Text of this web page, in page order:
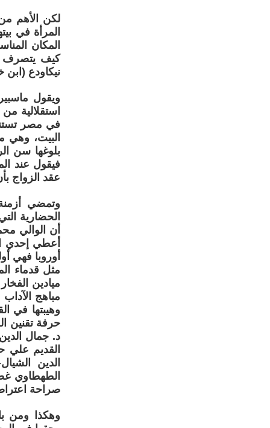
لكن الأهم
المرأة في
المكان
كيف يتصرف
نيكاودع
ويقول
استقلالية
في مصر تستند
البيت، وهي
فيقول عند
عقد الزواج
وتمضي
الحضارية
أن الوالي
أعطي إحدي
أوروبا فهي
مثل قدماء
مباهج
وهيبتها في
د. جمال
القديم علي
الطهطاوي
صراحة
وهكذا ومن